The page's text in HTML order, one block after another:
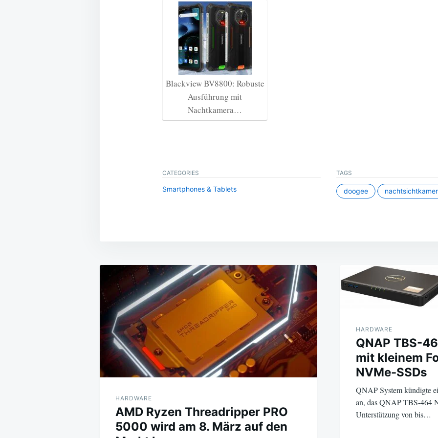
Blackview BV8800: Robuste
Ausführung mit
Nachtkamera…
CATEGORIES
Smartphones & Tablets
TAGS
doogee
Beitragsnavigation
HARDWARE
AMD Ryzen Threadripper PRO
5000 wird am 8. März auf den
HARDWARE
QNAP TBS-
mit kleinem
NVMe-SSDs
QNAP System kündigte
an, das QNAP TBS-464
Unterstützung von bis…